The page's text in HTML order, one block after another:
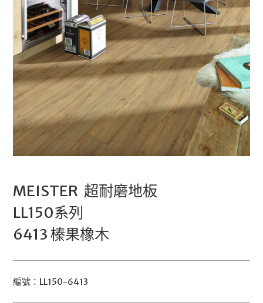
MEISTER 超耐磨地板
LL150系列
6413 榛果橡木
編號：LL150-6413